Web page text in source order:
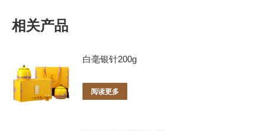
相关产品
白毫银针200g
阅读更多